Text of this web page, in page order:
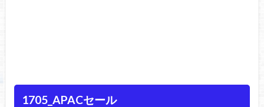
1705_APACセール